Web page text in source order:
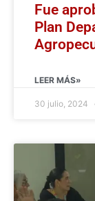
Fue
Plan
LEER MÁS»
30 julio, 2024